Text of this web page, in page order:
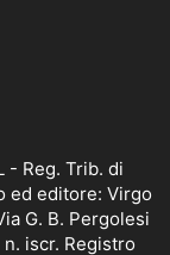
- Reg. Trib. di
ed editore: Virgo
G. B. Pergolesi
iscr. Registro